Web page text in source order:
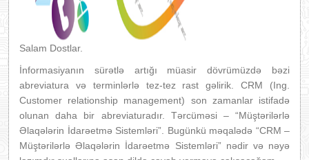
Salam Dostlar.
İnformasiyanın sürətlə artığı müasir dövrümüzdə bəzi
abreviatura və terminlərlə tez-tez rast gəlirik. CRM (Ing.
Customer relationship management) son zamanlar istifadə
olunan daha bir abreviaturadır. Tərcüməsi – “Müştərilərlə
Əlaqələrin İdarəetmə Sistemləri”. Bugünkü məqalədə “CRM –
Müştərilərlə Əlaqələrin İdarəetmə Sistemləri” nədir və nəyə